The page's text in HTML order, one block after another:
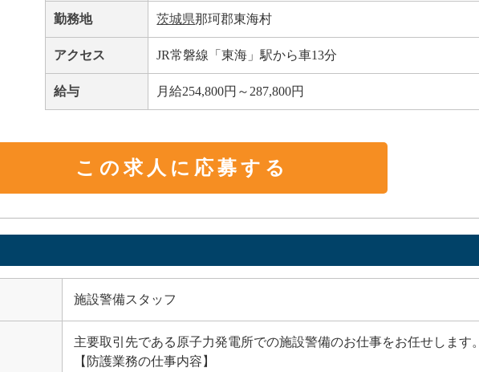
勤務地 茨城県那珂郡東海村
アクセス JR常磐線「東海」駅から車13分
給与 月給254,800円～287,800円
この求人に応募する
施設警備スタッフ
主要取引先である原子力発電所での施設警備のお仕事をお任せします。
【防護業務の仕事内容】